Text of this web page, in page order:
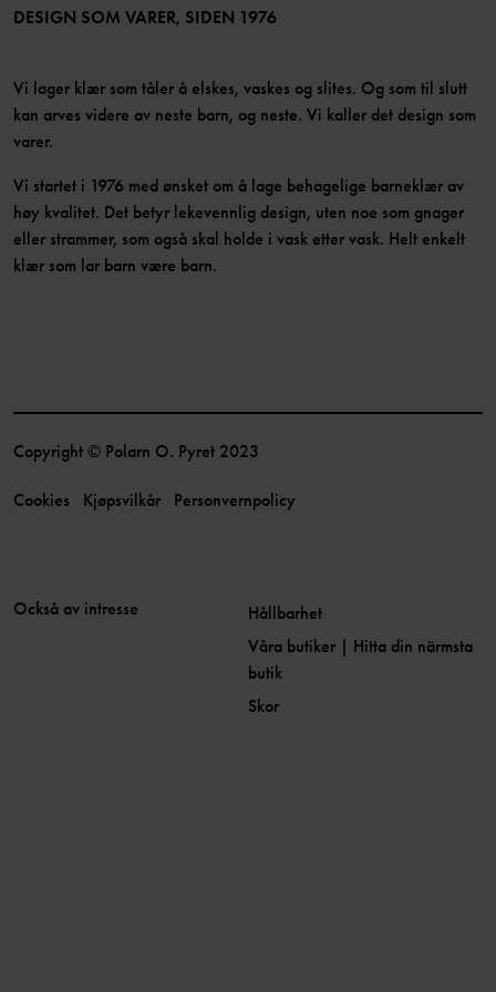
Bli medlem
DESIGN SOM VARER, SIDEN 1976
Vi lager klær som tåler å elskes, vaskes og slites. Og som til slutt
kan arves videre av neste barn, og neste. Vi kaller det design som
varer.
Vi startet i 1976 med ønsket om å lage behagelige barneklær av
høy kvalitet. Det betyr lekevennlig design, uten noe som gnager
eller strammer, som også skal holde i vask etter vask. Helt enkelt
klær som lar barn være barn.
Copyright © Polarn O. Pyret 2023
Cookies Kjøpsvilkår Personvernpolicy
Också av intresse
Hållbarhet
Våra butiker | Hitta din närmsta
butik
Skor